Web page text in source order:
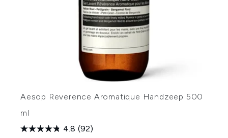
Aesop Reverence Aromatique Handzeep 500
ml
4.8 (92)